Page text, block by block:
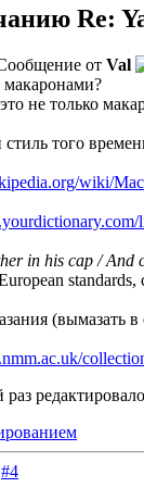
Re:
от Val
макаронами?
не только
того
wiki/
in his cap /
standards,
(вымазать
#4